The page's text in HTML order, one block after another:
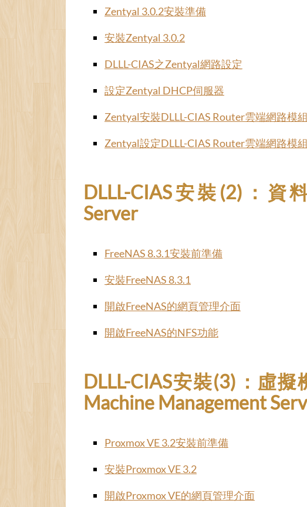
Zentyal 3.0.2安裝準備
安裝Zentyal 3.0.2
DLLL-CIAS之Zentyal網路設定
設定Zentyal DHCP伺服器
Zentyal安裝DLLL-CIAS Router雲端網路模組
Zentyal設定DLLL-CIAS Router雲端網路模組
DLLL-CIAS安裝(2)：資
Server
FreeNAS 8.3.1安裝前準備
安裝FreeNAS 8.3.1
開啟FreeNAS的網頁管理介面
開啟FreeNAS的NFS功能
DLLL-CIAS安裝(3)：虛
Machine Management
Proxmox VE 3.2安裝前準備
安裝Proxmox VE 3.2
開啟Proxmox VE的網頁管理介面